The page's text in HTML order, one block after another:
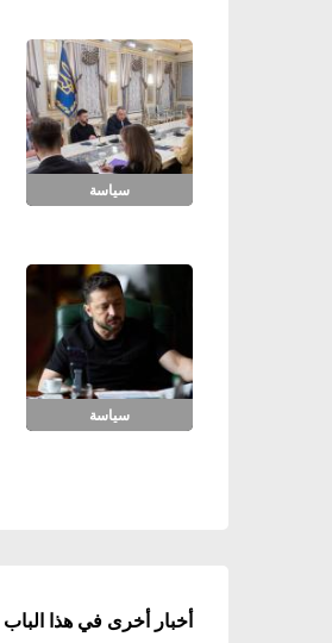
سياسة
سياسة
أخبار أخرى في هذا الباب